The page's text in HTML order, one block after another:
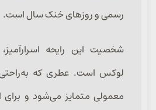
رسمی و روزهای خنک سال است.
شخصیت این رایحه
لوکس است. عطری که به‌راحتی
معمولی متمایز می‌شود و برای